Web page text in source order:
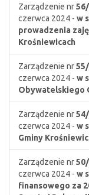
Zarządzenie nr
czerwca 2024 - w
prowadzenia
Krośniewicach
Zarządzenie nr
czerwca 2024 - w
Obywatelskiego
Zarządzenie nr
czerwca 2024 - w
Gminy
Zarządzenie nr
czerwca 2024 - w
finansowego za